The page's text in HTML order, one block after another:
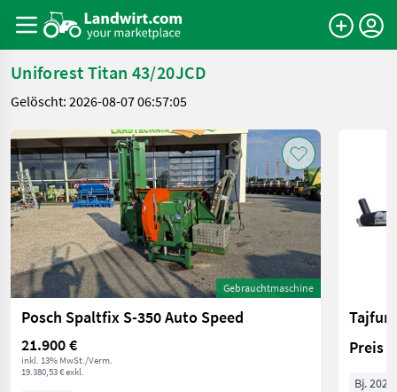
Uniforest Titan 43/20JCD
Gelöscht: 2026-08-07 06:57:05
Gebrauchtmaschine
Posch Spaltfix S-350 Auto Speed
21.900 €
inkl. 13% MwSt./Verm.
19.380,53 € exkl.
Tajfun
Preis
Bj. 2025